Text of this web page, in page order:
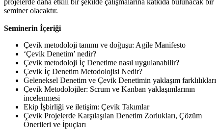
projelerde daha etkili bir şekilde çalışmalarına katkıda bulunacak bir
seminer olacaktır.
Seminerin İçeriği
Çevik metodoloji tanımı ve doğuşu: Agile Manifesto
‘Çevik Denetim’ nedir?
Çevik metodoloji İç Denetime nasıl uygulanabilir?
Çevik İç Denetim Metodolojisi Nedir?
Geleneksel Denetim ve Çevik Denetimin yaklaşım farklılıkları
Çevik Metodolojiler: Scrum ve Kanban yaklaşımlarının
incelenmesi
Ekip İşbirliği ve iletişim: Çevik Takımlar
Çevik Projelerde Karşılaşılan Denetim Zorlukları, Çözüm
Önerileri ve İpuçları